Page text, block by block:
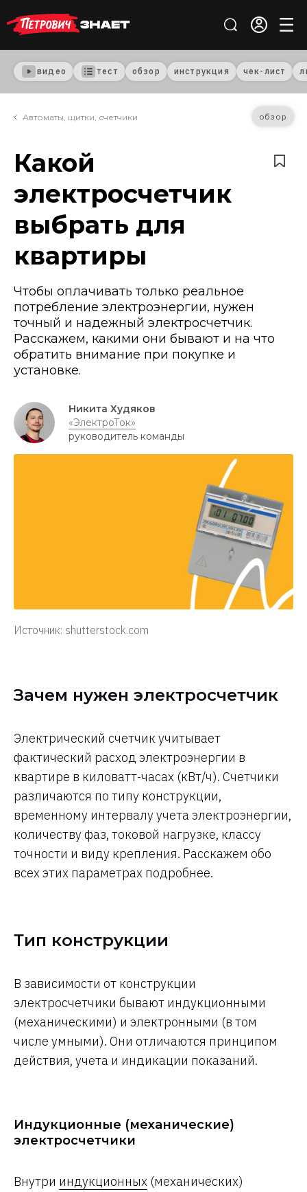
видео тест обзор инструкция чек-лист
Автоматы, щитки, счетчики обзор
Какой
электросчетчик
выбрать для
квартиры
Никита Худяков
«ЭлектроТок»
руководитель команды
Чтобы оплачивать только реальное
потребление электроэнергии, нужен
точный и надежный электросчетчик.
Расскажем, какими они бывают и на что
обратить внимание при покупке и
установке.
Источник: shutterstock.com
Зачем нужен электросчетчик
Электрический счетчик учитывает
фактический расход электроэнергии в
квартире в киловатт-часах (кВт/ч). Счетчики
различаются по типу конструкции,
временному интервалу учета электроэнергии,
количеству фаз, токовой нагрузке, классу
точности и виду крепления. Расскажем обо
всех этих параметрах подробнее.
Тип конструкции
В зависимости от конструкции
электросчетчики бывают индукционными
(механическими) и электронными (в том
числе умными). Они отличаются принципом
действия, учета и индикации показаний.
Индукционные (механические)
электросчетчики
Внутри индукционных (механических)